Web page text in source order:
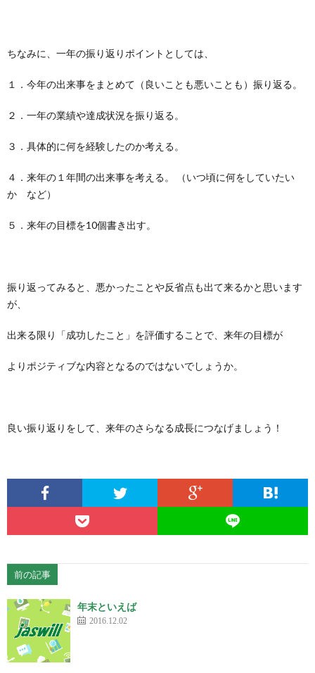
ちなみに、一年の振り返りポイントとしては、
１．今年の出来事をまとめて（良いことも悪いことも）振り返る。
２．一年の業績や達成状況を振り返る。
３．具体的に何を経験したのか考える。
４．来年の１年間の出来事を考える。 （いつ頃に何をしていたい
か など）
５．来年の目標を10個書き出す。
振り返ってみると、悪かったことや反省点も出て来るかと思います
が、
出来る限り「成功したこと」を評価することで、来年の目標が
よりポジティブな内容となるのではないでしょうか。
良い振り返りをして、来年のさらなる成長につなげましょう！
前の記事
年末といえば
2016.12.02